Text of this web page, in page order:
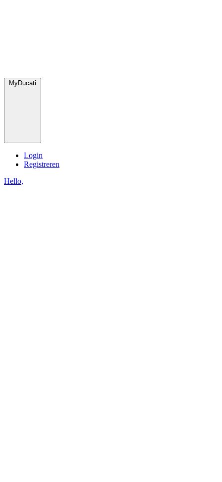
MyDucati
Login
Registreren
Hello,